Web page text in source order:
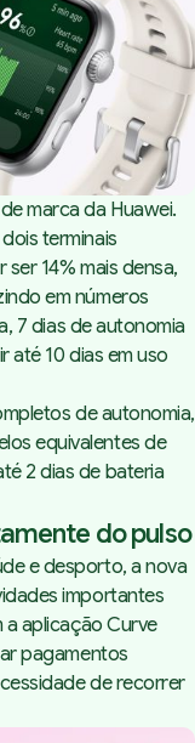
marca da Huawei.
terminais
14% mais densa,
em números
7 dias de autonomia
até 10 dias em uso
de autonomia,
equivalentes de
2 dias de bateria
do pulso
e desporto, a nova
importantes
aplicação Curve
pagamentos
de recorrer